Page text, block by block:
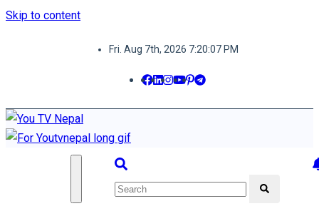
Skip to content
Fri. Aug 7th, 2026 7:20:08 PM